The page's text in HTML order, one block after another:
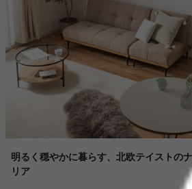
明るく穏やかに暮らす、北欧テイストのナ
リア